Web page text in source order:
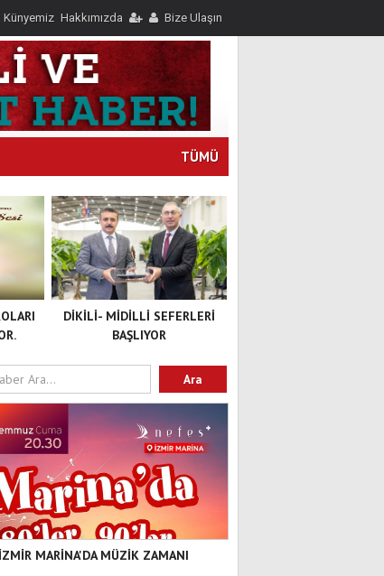
Künyemiz Hakkımızda Bize Ulaşın
TÜMÜ
DİKİLİ- MİDİLLİ SEFERLERİ
BAŞLIYOR
İZMİR MARİNA'DA MÜZİK ZAMANI
KÖPRÜLÜOĞLU